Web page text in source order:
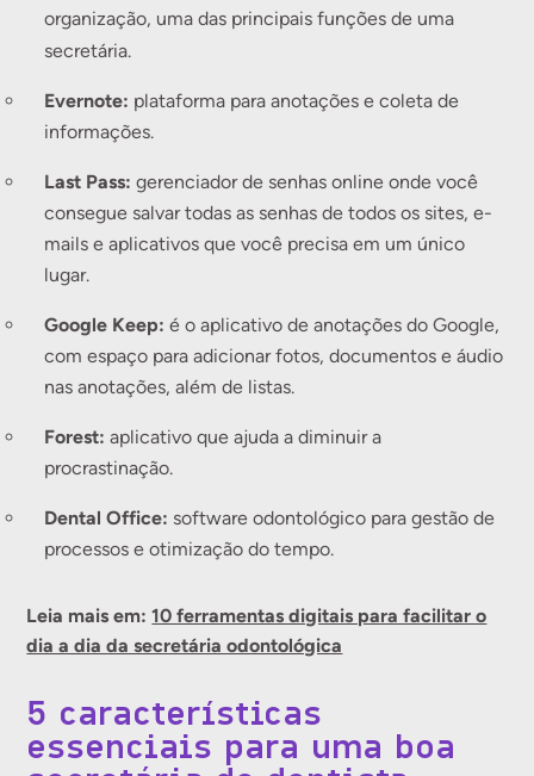
organização, uma das principais funções de uma
secretária.
Evernote: plataforma para anotações e coleta de
informações.
Last Pass:gerenciador de senhas online onde você
consegue salvar todas as senhas de todos os sites, e-
mails e aplicativos que você precisa em um único
lugar.
Google Keep: é o aplicativo de anotações do Google,
com espaço para adicionar fotos, documentos e áudio
nas anotações, além de listas.
Forest: aplicativo que ajuda a diminuir a
procrastinação.
Dental Office: software odontológico para gestão de
processos e otimização do tempo.
Leia mais em:10 ferramentas digitais para facilitar o
dia a dia da secretária odontológica
5 características
essenciais para uma boa